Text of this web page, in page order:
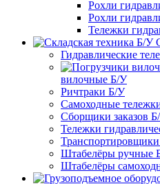
Рохли
Рохли
Тележки
Гидравлические
вилочные Б/У
Ричтраки Б/У
Самоходные
Сборщики заказов
Тележки
Штабелёры ручные
Штабелёры